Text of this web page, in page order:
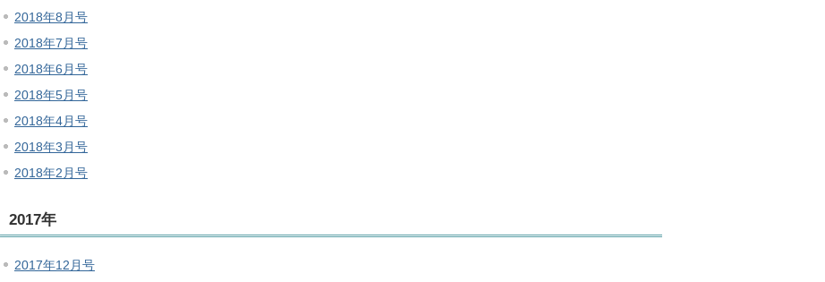
2018年8月号
2018年7月号
2018年6月号
2018年5月号
2018年4月号
2018年3月号
2018年2月号
2017年
2017年12月号